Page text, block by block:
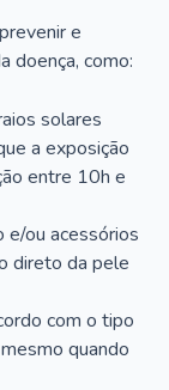
e
doença, como:
solares
a exposição
entre 10h e
e/ou acessórios
direto da pele
com o tipo
quando